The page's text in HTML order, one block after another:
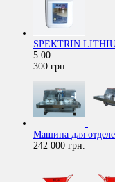
SPEKTRIN
5.00
300 грн.
Машина для
242 000 грн.